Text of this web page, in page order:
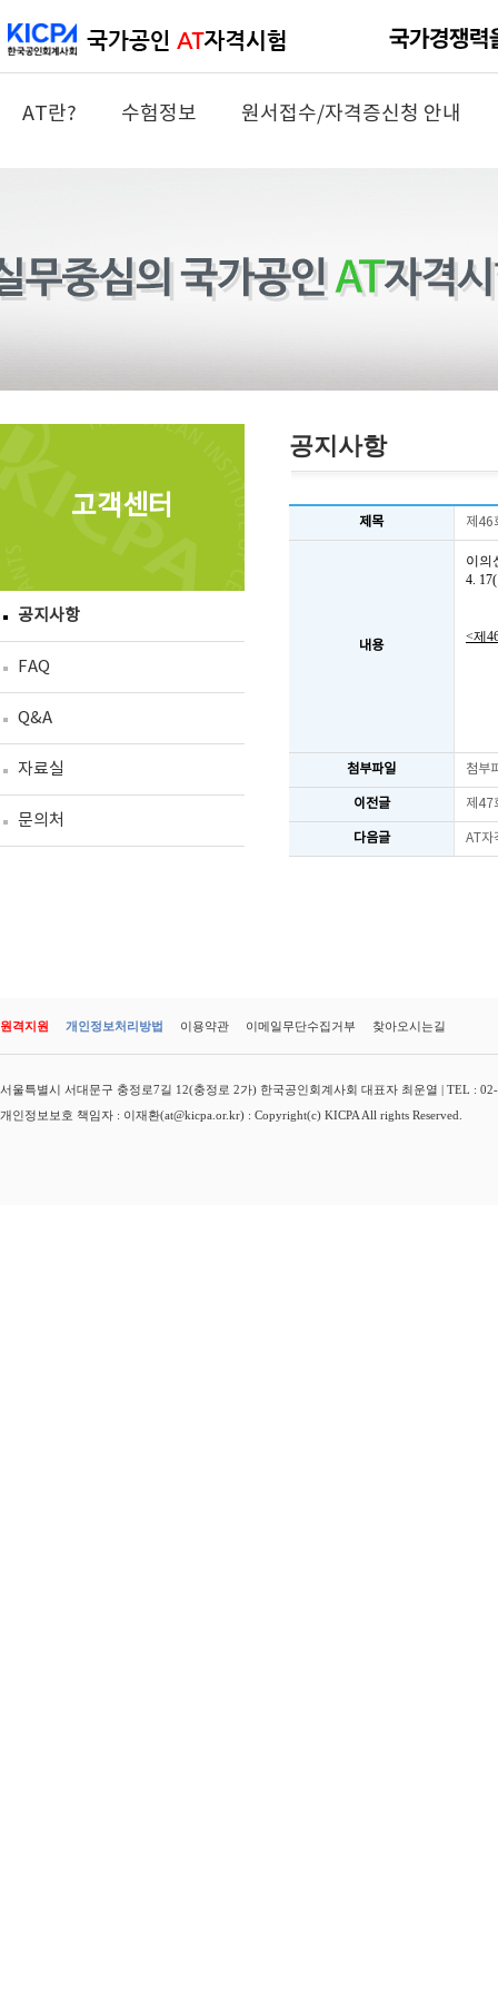
AT란? 수험정보 원서접수/자격증신청 안내
고객센터
공지사항
FAQ
Q&A
자료실
문의처
공지사항
제목 제46
내용
이의
4.
<제
첨부파일 첨부
이전글 제47
다음글 AT자
원격지원 개인정보처리방법 이용약관 이메일무단수집거부 찾아오시는길
서울특별시 서대문구 충정로7길 12(충정로 2가) 한국공인회계사회 대표자 최운열 | TEL :
개인정보보호 책임자 : 이재환(at@kicpa.or.kr) : Copyright(c) KICPA All rights Reserved.